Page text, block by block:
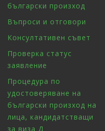
български произход
Въпроси и отговори
Консултативен съвет
Проверка статус
заявление
Процедура по
удостоверяване на
български произход на
лица, кандидатстващи
за виза Д